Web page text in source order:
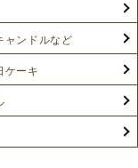
ャンドルなど
ケーキ